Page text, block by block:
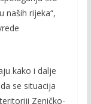
naših rijeka“,
kako i dalje
se situacija
Zeničko-